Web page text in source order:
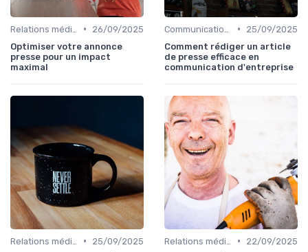
•
26/09/2025
Optimiser votre annonce
presse pour un impact
maximal
•
25/09/2025
Comment rédiger un article
de presse efficace en
communication d'entreprise
•
25/09/2025
•
22/09/2025